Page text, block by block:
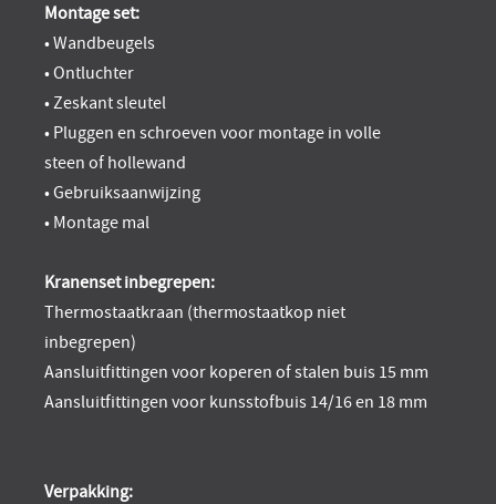
Montage set:
• Wandbeugels
• Ontluchter
• Zeskant sleutel
• Pluggen en schroeven voor montage in volle
steen of hollewand
• Gebruiksaanwijzing
• Montage mal
Kranenset inbegrepen:
Thermostaatkraan (thermostaatkop niet
inbegrepen)
Aansluitfittingen voor koperen of stalen buis 15 mm
Aansluitfittingen voor kunsstofbuis 14/16 en 18 mm
Verpakking: